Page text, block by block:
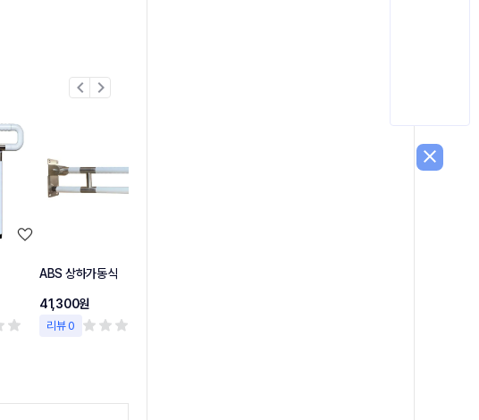
ABS 상하가동식
41,300원
리뷰 0
chevron_left chevron_right
close